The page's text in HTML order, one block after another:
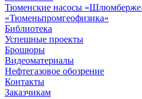
Тюменские насосы
«Тюменьпромгеофизика»
Библиотека
Успешные проекты
Брошюры
Видеоматериалы
Нефтегазовое обозрение
Контакты
Заказчикам